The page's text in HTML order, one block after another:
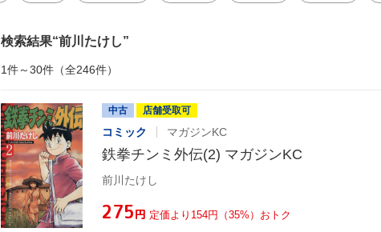
検索結果 前川たけし
1件～30件（全246件）
中古 店舗受取可
コミック マガジンKC
鉄拳チンミ外伝(2) マガジンKC
前川たけし
¥275円 定価より154円（35%）おトク